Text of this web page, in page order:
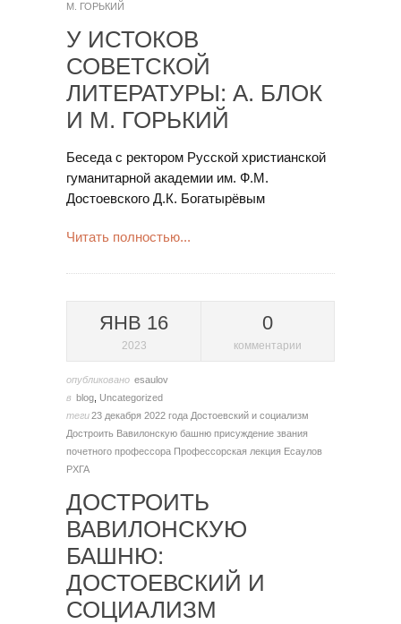
М. ГОРЬКИЙ
У ИСТОКОВ
СОВЕТСКОЙ
ЛИТЕРАТУРЫ: А. БЛОК
И М. ГОРЬКИЙ
Беседа с ректором Русской христианской
гуманитарной академии им. Ф.М.
Достоевского Д.К. Богатырёвым
Читать полностью...
ЯНВ 16
2023
0
комментарии
опубликовано esaulov
в blog Uncategorized
теги23 декабря 2022 года Достоевский и социализм
Достроить Вавилонскую башню присуждение звания
почетного профессора Профессорская лекция Есаулов
РХГА
ДОСТРОИТЬ
ВАВИЛОНСКУЮ
БАШНЮ:
ДОСТОЕВСКИЙ И
СОЦИАЛИЗМ